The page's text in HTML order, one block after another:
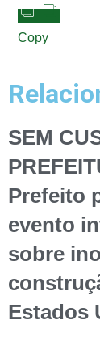
Copy
SEM
Prefeito
evento
sobre
Estados